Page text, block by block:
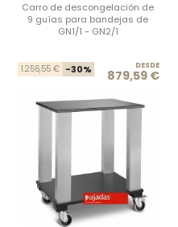
base
Carro de descongelación de
9 guías para bandejas de
GN1/1 - GN2/1
1.256,55 € -30% DESDE
879,59 €